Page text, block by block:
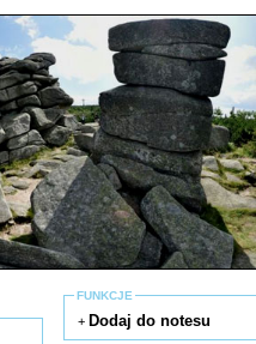
FUNKCJE
+ Dodaj do notesu